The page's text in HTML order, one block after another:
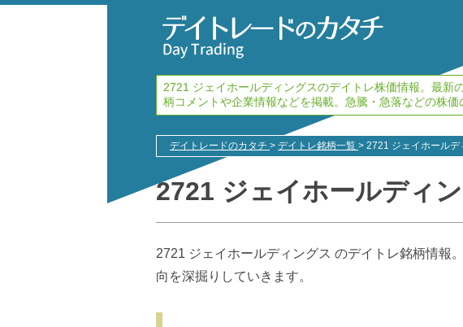
2721 ジェイホールディングスのデイトレ株価情報。最新
柄コメントや企業情報などを掲載。急騰・急落などの株価
デイトレードのカタチ > デイトレ銘柄一覧 > 2721 ジェイホールデ
2721 ジェイホールディ
2721 ジェイホールディングス のデイトレ銘柄情報
向を深掘りしていきます。